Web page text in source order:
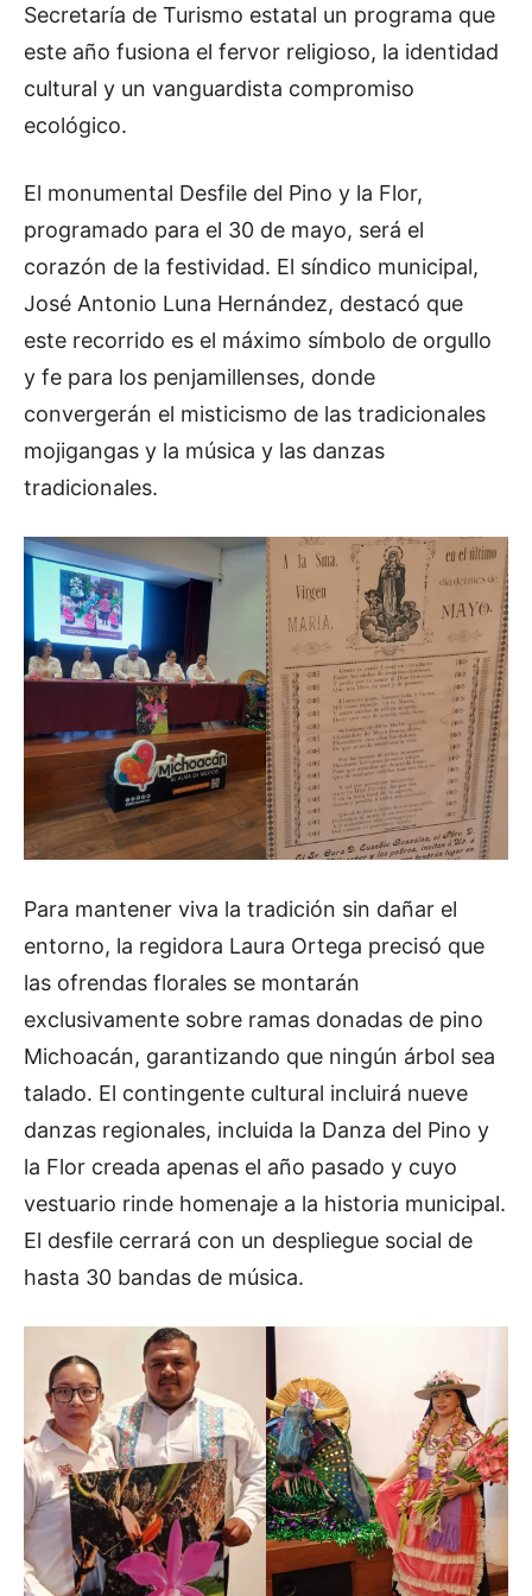
Secretaría de Turismo estatal un programa que
este año fusiona el fervor religioso, la identidad
cultural y un vanguardista compromiso
ecológico.
El monumental Desfile del Pino y la Flor,
programado para el 30 de mayo, será el
corazón de la festividad. El síndico municipal,
José Antonio Luna Hernández, destacó que
este recorrido es el máximo símbolo de orgullo
y fe para los penjamillenses, donde
convergerán el misticismo de las tradicionales
mojigangas y la música y las danzas
tradicionales.
Para mantener viva la tradición sin dañar el
entorno, la regidora Laura Ortega precisó que
las ofrendas florales se montarán
exclusivamente sobre ramas donadas de pino
Michoacán, garantizando que ningún árbol sea
talado. El contingente cultural incluirá nueve
danzas regionales, incluida la Danza del Pino y
la Flor creada apenas el año pasado y cuyo
vestuario rinde homenaje a la historia municipal.
El desfile cerrará con un despliegue social de
hasta 30 bandas de música.